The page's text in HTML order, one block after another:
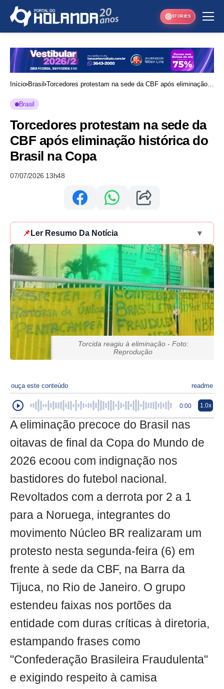
STORIES
Início Brasil Torcedores protestam na sede da CBF após eliminação
Brasil
Torcedores protestam na sede da
CBF após eliminação histórica do
Brasil na Copa
07/07/2026 13h48
📌 Ler Resumo Da Notícia ▾
Torcida reagiu à eliminação - Foto:
Reprodução
ouça este conteúdo readme
0:00 1.0x
A eliminação precoce do Brasil nas
oitavas de final da Copa do Mundo de
2026 ecoou com indignação nos
bastidores do futebol nacional.
Revoltados com a derrota por 2 a 1
para a Noruega, integrantes do
movimento Núcleo BR realizaram um
protesto nesta segunda-feira (6) em
frente à sede da CBF, na Barra da
Tijuca, no Rio de Janeiro. O grupo
estendeu faixas nos portões da
entidade com duras críticas à diretoria,
estampando frases como
"Confederação Brasileira Fraudulenta"
e exigindo respeito à camisa